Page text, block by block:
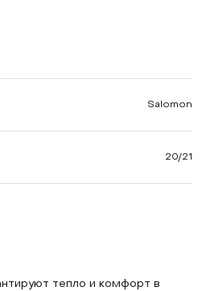
Salomon
20/21
тепло и комфорт в